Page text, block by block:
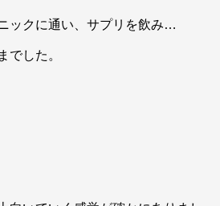
ックに通い、サプリを飲み…
でした。